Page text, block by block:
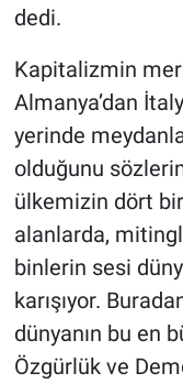
dedi.
Kapitalizmin
Almanya’dan
yerinde
olduğunu
ülkemizin dört
alanlarda,
binlerin sesi
karışıyor.
dünyanın bu en
Özgürlük ve